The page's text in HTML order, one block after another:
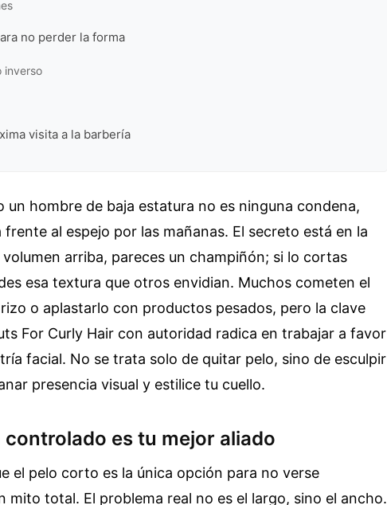
no perder la forma
inverso
visita a la barbería
un hombre de baja estatura no es ninguna condena,
al espejo por las mañanas. El secreto está en la
arriba, pareces un champiñón; si lo cortas
esa textura que otros envidian. Muchos cometen el
o aplastarlo con productos pesados, pero la clave
For Curly Hair con autoridad radica en trabajar a favor
facial. No se trata solo de quitar pelo, sino de esculpir
presencia visual y estilice tu cuello.
controlado es tu mejor aliado
el pelo corto es la única opción para no verse
mito total. El problema real no es el largo, sino el ancho.